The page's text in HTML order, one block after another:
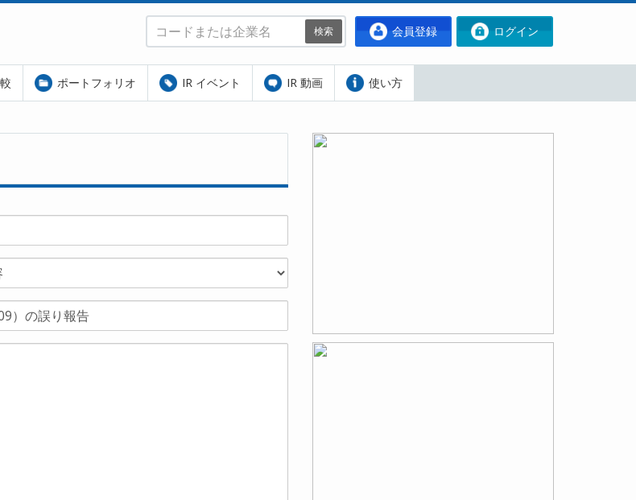
会員登録 ログイン
検索
ポートフォリオ IR イベント IR 動画 使い方